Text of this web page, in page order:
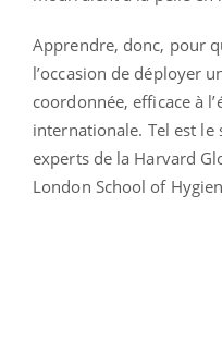
Apprendre, donc, pour
l’occasion de déployer
coordonnée, efficace à
internationale. Tel est
experts de la Harvard
London School of